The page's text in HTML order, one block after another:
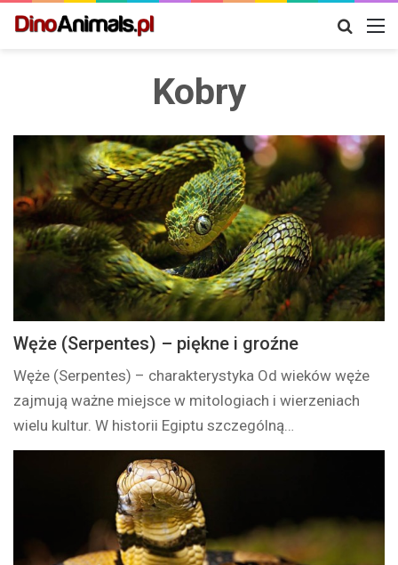
Szukaj
Kobry
Węże (Serpentes) – piękne i groźne
Węże (Serpentes) – charakterystyka Od wieków węże
zajmują ważne miejsce w mitologiach i wierzeniach
wielu kultur. W historii Egiptu szczególną…